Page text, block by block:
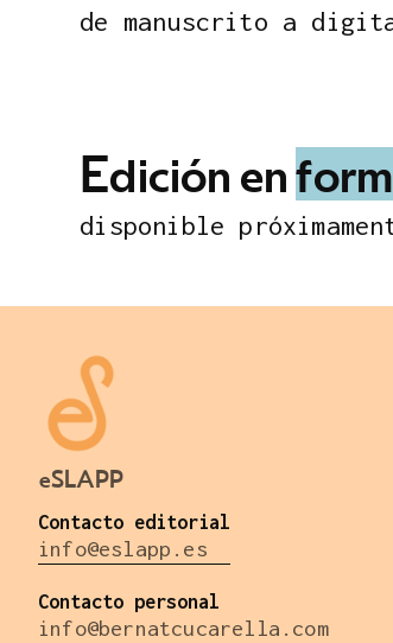
de manuscrito a digit
Edición enform
disponible próximamen
eSLAPP
Contacto editorial
info@eslapp.es
Contacto personal
info@bernatcucarella.com